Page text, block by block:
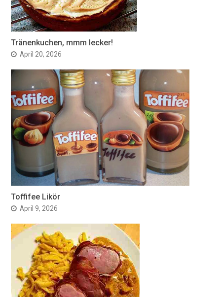
Tränenkuchen, mmm lecker!
April 20, 2026
Toffifee Likör
April 9, 2026